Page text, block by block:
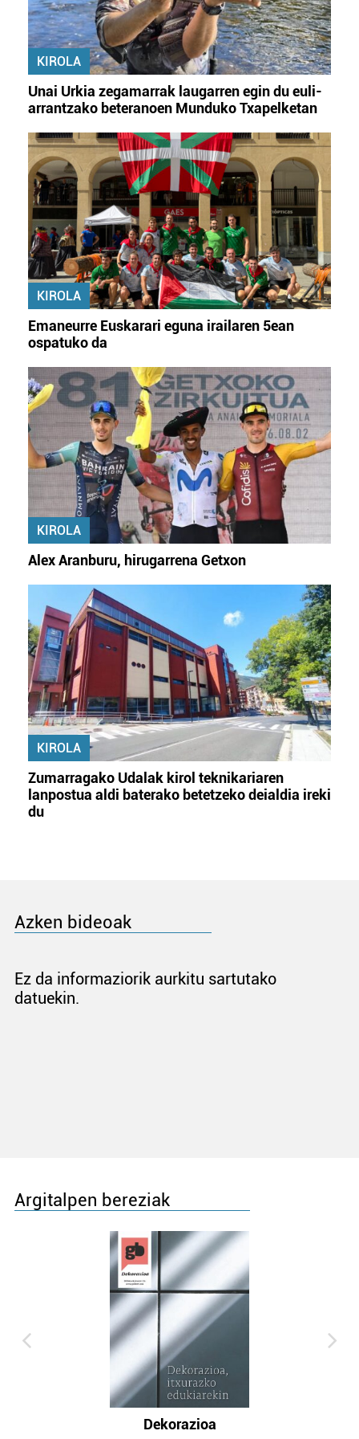
KIROLA
Unai Urkia zegamarrak laugarren egin du euli-
arrantzako beteranoen Munduko Txapelketan
KIROLA
Emaneurre Euskarari eguna irailaren 5ean
ospatuko da
KIROLA
Alex Aranburu, hirugarrena Getxon
KIROLA
Zumarragako Udalak kirol teknikariaren
lanpostua aldi baterako betetzeko deialdia ireki
du
Azken bideoak
Ez da informaziorik aurkitu sartutako
datuekin.
Argitalpen bereziak
Dekorazioa